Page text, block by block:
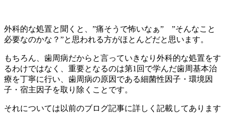
外科的な処置と聞くと、”痛そうで怖いなぁ” ”そんなこと
必要なのかな？”と思われる方がほとんどだと思います。
もちろん、歯周病だからと言っていきなり外科的な処置をす
るわけではなく、重要となるのは第1回で学んだ歯周基本治
療を丁寧に行い、歯周病の原因である細菌性因子・環境因
子・宿主因子を取り除くことです。
それについては以前のブログ記事に詳しく記載してあります